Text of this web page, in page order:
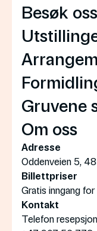
Besøk oss
Gruvene
Om oss
Adresse
Oddenveien 5,
Billettpriser
Gratis inngang for
Kontakt
Telefon